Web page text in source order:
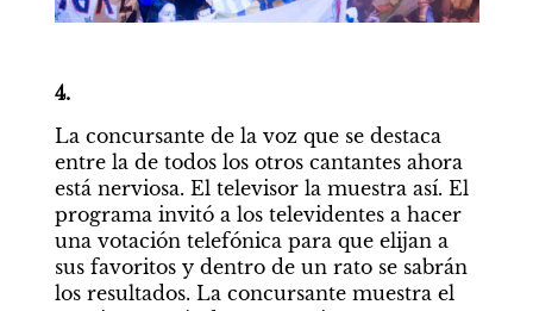
4.
La concursante de la voz que se destaca
entre la de todos los otros cantantes ahora
está nerviosa. El televisor la muestra así. El
programa invitó a los televidentes a hacer
una votación telefónica para que elijan a
sus favoritos y dentro de un rato se sabrán
los resultados. La concursante muestra el